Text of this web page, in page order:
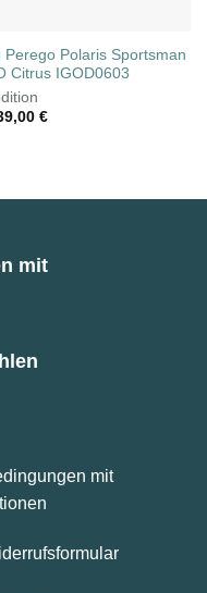
Perego Polaris Sportsman
Citrus IGOD0603
€
mit
mit